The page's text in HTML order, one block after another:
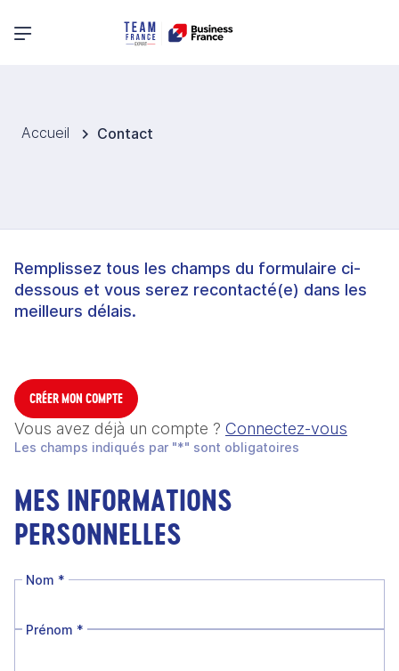
Menu principal
Accueil Contact
Remplissez tous les champs du formulaire ci-
dessous et vous serez recontacté(e) dans les
meilleurs délais.
CRÉER MON COMPTE
Vous avez déjà un compte ? Connectez-vous
Les champs indiqués par "*" sont obligatoires
MES INFORMATIONS
PERSONNELLES
Nom *
Prénom *